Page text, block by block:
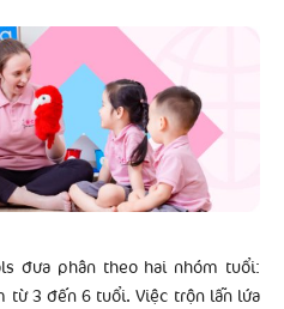
đưa phân theo hai nhóm tuổi:
từ 3 đến 6 tuổi. Việc trộn lẫn lứa